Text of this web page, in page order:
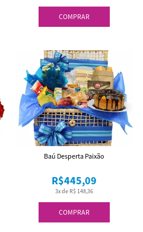
COMPRAR
COMPRAR
3x de R$ 148,36
R$445,09
Baú Desperta Paixão